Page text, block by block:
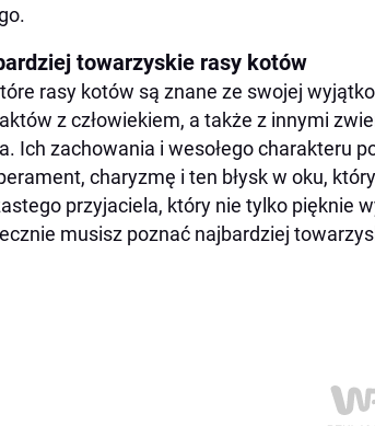
Kot chartreux (kartuski) – niewymuszona i
Kot syberyjski – bliskość bez presji
Koty rosyjskie niebieskie
Kot perski – dostojny arystokrata
Jak budować więź z kotem?
towarzyskie rasy kotów
rasy kotów są znane ze swojej
z człowiekiem, a także z innymi
Ich zachowania i wesołego charakteru
charyzmę i ten błysk w oku,
przyjaciela, który nie tylko pięknie
musisz poznać najbardziej